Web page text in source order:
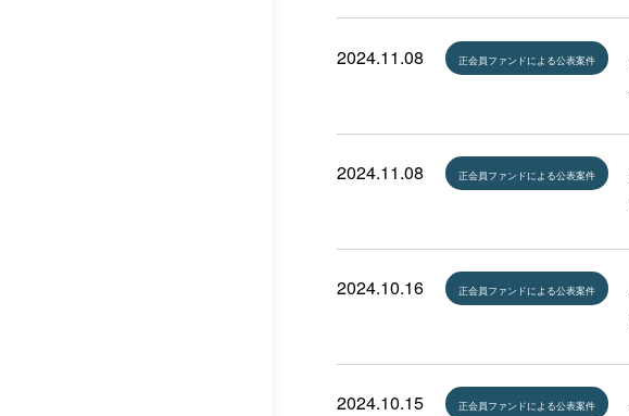
2024.11.08 正会員ファンドによる公表案件
2024.11.08 正会員ファンドによる公表案件
2024.10.16 正会員ファンドによる公表案件
2024.10.15 正会員ファンドによる公表案件